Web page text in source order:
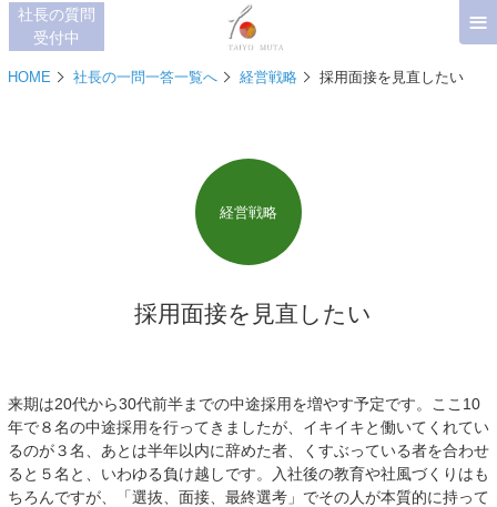
社長の質問
受付中
≡
HOME 社長の一問一答一覧へ 経営戦略 採用面接を見直したい
経営戦略
採用面接を見直したい
来期は20代から30代前半までの中途採用を増やす予定です。ここ10
年で８名の中途採用を行ってきましたが、イキイキと働いてくれてい
るのが３名、あとは半年以内に辞めた者、くすぶっている者を合わせ
ると５名と、いわゆる負け越しです。入社後の教育や社風づくりはも
ちろんですが、「選抜、面接、最終選考」でその人が本質的に持って